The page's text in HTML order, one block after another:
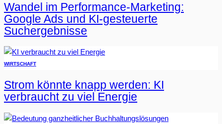
Wandel im Performance-Marketing:
Google Ads und KI-gesteuerte
Suchergebnisse
WIRTSCHAFT
Strom könnte knapp werden: KI
verbraucht zu viel Energie